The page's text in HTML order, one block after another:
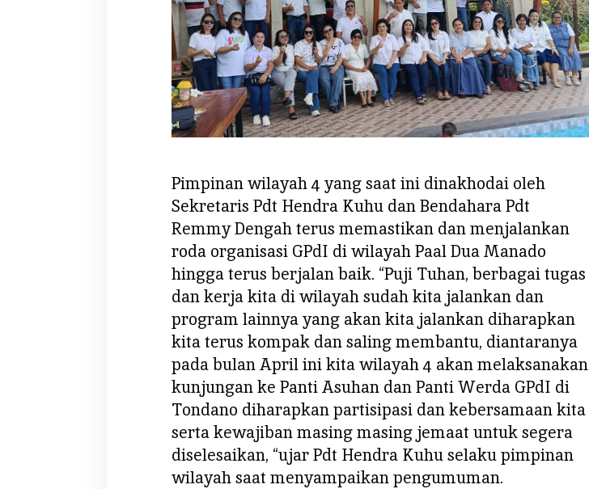
d
o
Pimpinan wilayah 4 yang saat ini dinakhodai oleh
Sekretaris Pdt Hendra Kuhu dan Bendahara Pdt
Remmy Dengah terus memastikan dan menjalankan
roda organisasi GPdI di wilayah Paal Dua Manado
hingga terus berjalan baik. “Puji Tuhan, berbagai tugas
dan kerja kita di wilayah sudah kita jalankan dan
program lainnya yang akan kita jalankan diharapkan
kita terus kompak dan saling membantu, diantaranya
pada bulan April ini kita wilayah 4 akan melaksanakan
kunjungan ke Panti Asuhan dan Panti Werda GPdI di
Tondano diharapkan partisipasi dan kebersamaan kita
serta kewajiban masing masing jemaat untuk segera
diselesaikan, “ujar Pdt Hendra Kuhu selaku pimpinan
wilayah saat menyampaikan pengumuman.